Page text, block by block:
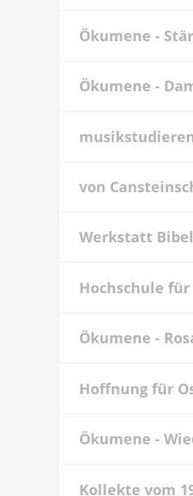
Ökumene -
Ökumene -
von
Werkstatt
Hochschule für
Ökumene -
Hoffnung für
Ökumene -
Kollekte vom